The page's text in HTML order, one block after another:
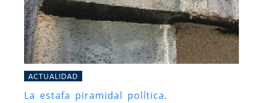
ACTUALIDAD
La estafa piramidal política.